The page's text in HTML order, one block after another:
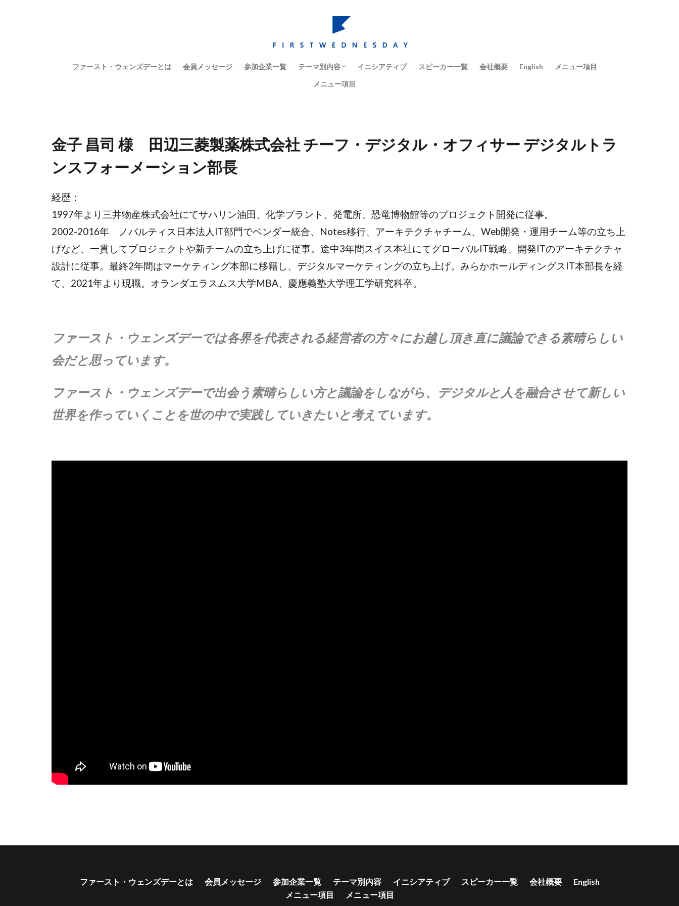
ファースト・ウェンズデーとは 会員メッセージ 参加企業一覧 テーマ別内容
経営戦略・ケーススタディ
人材育成・組織改革
イノベーション
マーケティング
コーポレートガバナンス
日本社会・日本経済
海外市場・海外での経営
イニシアティブ スピーカー一覧 会社概要 English
メニュー項目
メニュー項目
金子 昌司 様 田辺三菱製薬株式会社 チーフ・デジタル・オフィサー デジタルトラ
ンスフォーメーション部長
経歴：
1997年より三井物産株式会社にてサハリン油田、化学プラント、発電所、恐竜博物館等のプロジェクト開発に従事。
2002-2016年 ノバルティス日本法人IT部門でベンダー統合、Notes移行、アーキテクチャチーム、Web開発・運用チーム等の立ち上
げなど、一貫してプロジェクトや新チームの立ち上げに従事。途中3年間スイス本社にてグローバルIT戦略、開発ITのアーキテクチャ
設計に従事。最終2年間はマーケティング本部に移籍し、デジタルマーケティングの立ち上げ。みらかホールディングスIT本部長を経
て、2021年より現職。オランダエラスムス大学MBA、慶應義塾大学理工学研究科卒。
ファースト・ウェンズデーでは各界を代表される経営者の方々にお越し頂き直に議論できる素晴らしい
会だと思っています。
ファースト・ウェンズデーで出会う素晴らしい方と議論をしながら、デジタルと人を融合させて新しい
世界を作っていくことを世の中で実践していきたいと考えています。
ファースト・ウェンズデーとは 会員メッセージ 参加企業一覧 テーマ別内容 イニシアティブ スピーカー一覧 会社概要
English
メニュー項目
メニュー項目